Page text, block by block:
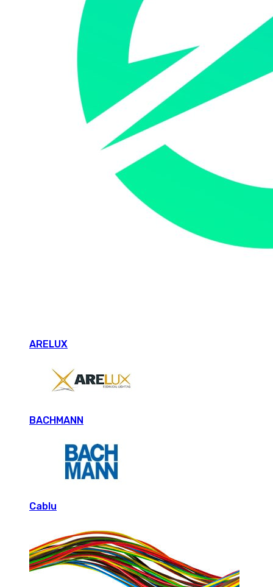
ARELUX
BACHMANN
Cablu